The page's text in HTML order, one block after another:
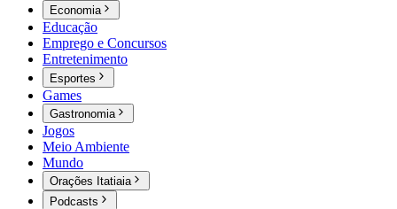
Economia
Educação
Emprego e Concursos
Entretenimento
Esportes
Games
Gastronomia
Jogos
Meio Ambiente
Mundo
Orações Itatiaia
Podcasts